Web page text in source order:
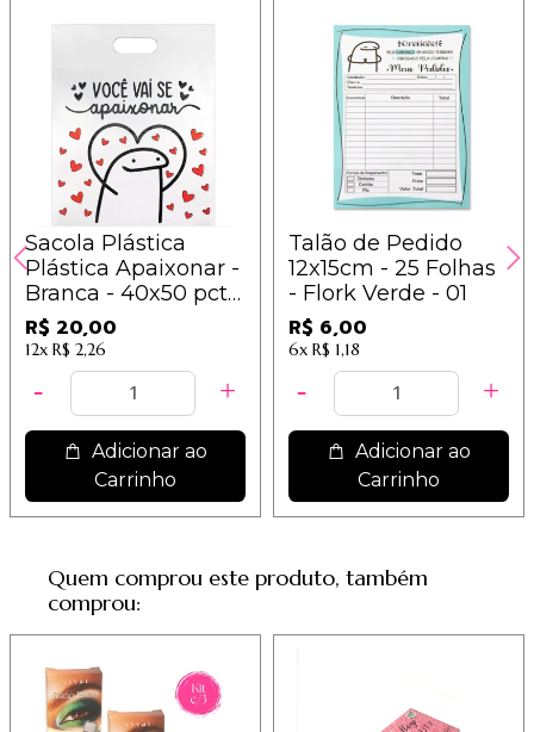
Sacola Plástica
Plástica Apaixonar -
Branca - 40x50 pct
com 10 peças
R$ 20,00
12x R$ 2,26
Adicionar ao
Carrinho
Talão de Pedido
12x15cm - 25 Folhas
- Flork Verde - 01
R$ 6,00
6x R$ 1,18
Adicionar ao
Carrinho
Quem comprou este produto, também
comprou: